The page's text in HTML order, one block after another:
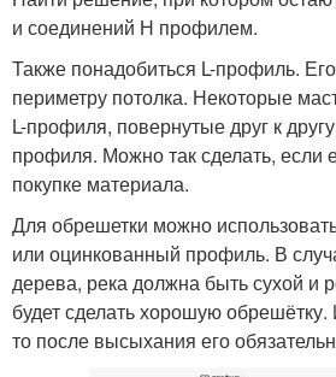
и соединений Н профилем.
Также понадобиться L-профиль.
периметру потолка. Некоторые
L-профиля, повернутые друг к
профиля. Можно так сделать, если
покупке материала.
Для обрешетки можно
или оцинкованный профиль. В
дерева, река должна быть сухой и
будет сделать хорошую
то после высыхания его